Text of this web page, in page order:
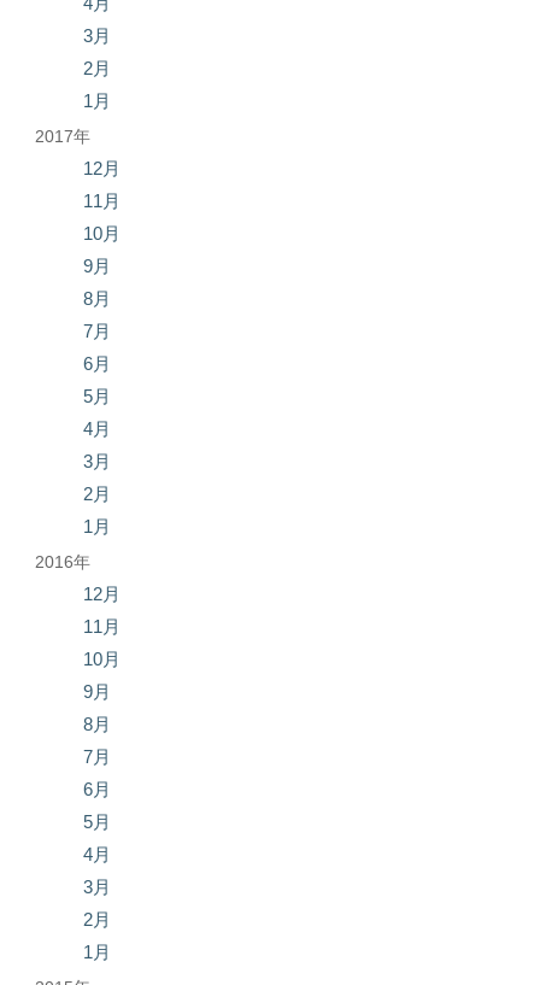
3月
2月
1月
2017年
12月
11月
10月
9月
8月
7月
6月
5月
4月
3月
2月
1月
2016年
12月
11月
10月
9月
8月
7月
6月
5月
4月
3月
2月
1月